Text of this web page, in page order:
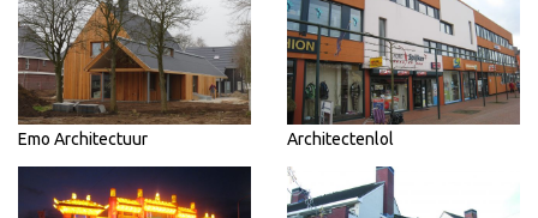
Emo Architectuur Architectenlol